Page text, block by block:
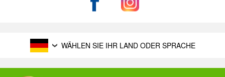
WÄHLEN SIE IHR LAND ODER SPRACHE